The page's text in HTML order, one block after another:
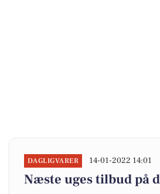
DAGLIGVARER 14-01-2022 14:01
Næste uges tilbud på